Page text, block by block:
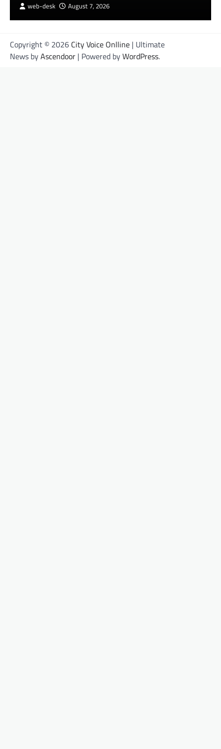
web-desk August 7, 2026
Copyright © 2026 City Voice Onlline | Ultimate
News byAscendoor | Powered byWordPress.